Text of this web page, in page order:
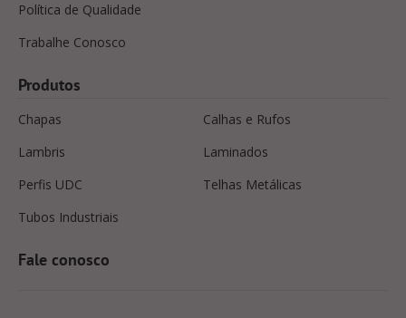
Política de Qualidade
Trabalhe Conosco
Produtos
Chapas
Calhas e Rufos
Lambris
Laminados
Perfis UDC
Telhas Metálicas
Tubos Industriais
Fale conosco